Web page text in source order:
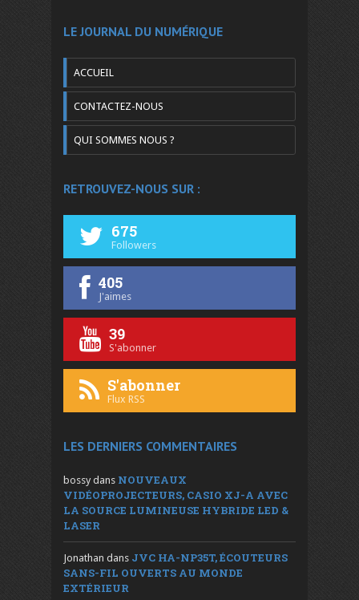
LE JOURNAL DU NUMÉRIQUE
ACCUEIL
CONTACTEZ-NOUS
QUI SOMMES NOUS ?
RETROUVEZ-NOUS SUR :
675
Followers
405
J'aimes
39
S'abonner
S'abonner
Flux RSS
LES DERNIERS COMMENTAIRES
bossy dans NOUVEAUX
VIDÉOPROJECTEURS, CASIO XJ-A AVEC
LA SOURCE LUMINEUSE HYBRIDE LED &
LASER
Jonathan dans JVC HA-NP35T, ÉCOUTEURS
SANS-FIL OUVERTS AU MONDE
EXTÉRIEUR